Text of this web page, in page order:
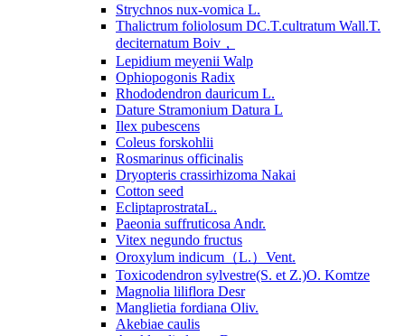
Strychnos nux-vomica L.
Thalictrum foliolosum DC.T.cultratum Wall.T.
deciternatum Boiv，
Lepidium meyenii Walp
Ophiopogonis Radix
Rhododendron dauricum L.
Dature Stramonium Datura L
Ilex pubescens
Coleus forskohlii
Rosmarinus officinalis
Dryopteris crassirhizoma Nakai
Cotton seed
EcliptaprostrataL.
Paeonia suffruticosa Andr.
Vitex negundo fructus
Oroxylum indicum（L.）Vent.
Toxicodendron sylvestre(S. et Z.)O. Komtze
Magnolia liliflora Desr
Manglietia fordiana Oliv.
Akebiae caulis